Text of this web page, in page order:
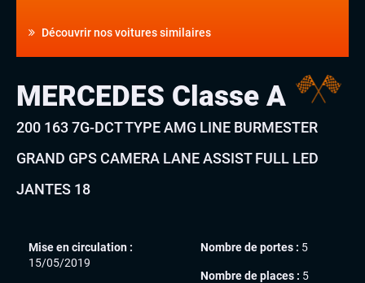
Découvrir nos voitures similaires
MERCEDES Classe A
200 163 7G-DCT TYPE AMG LINE BURMESTER
GRAND GPS CAMERA LANE ASSIST FULL LED
JANTES 18
Mise en circulation :
15/05/2019
Nombre de portes : 5
Nombre de places : 5